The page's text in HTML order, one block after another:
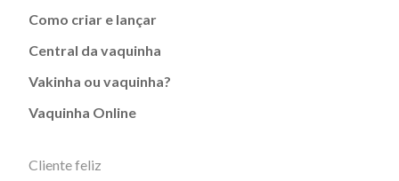
Como criar e lançar
Central da vaquinha
Vakinha ou vaquinha?
Vaquinha Online
Cliente feliz